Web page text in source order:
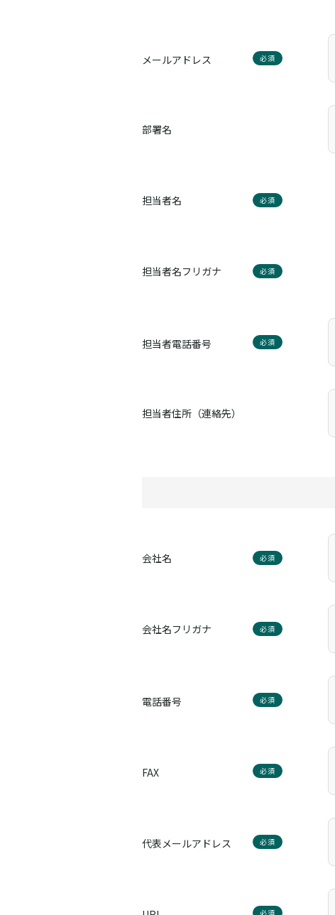
メールアドレス 必須
部署名
担当者名 必須
担当者名フリガナ 必須
担当者電話番号 必須
担当者住所（連絡先）
会社名 必須
会社名フリガナ 必須
電話番号 必須
FAX 必須
代表メールアドレス 必須
必須